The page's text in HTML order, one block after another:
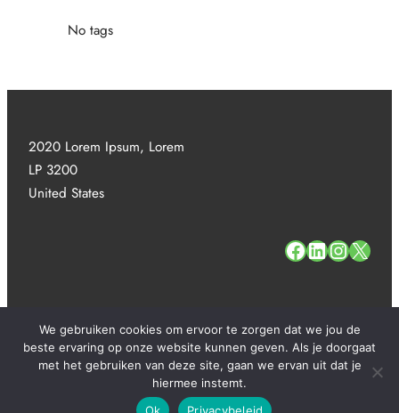
No tags
2020 Lorem Ipsum, Lorem
LP 3200
United States
# # # #
Copyright 2025. All Rights Reserved.
We gebruiken cookies om ervoor te zorgen dat we jou de
beste ervaring op onze website kunnen geven. Als je doorgaat
met het gebruiken van deze site, gaan we ervan uit dat je
hiermee instemt.
Ok
Privacybeleid